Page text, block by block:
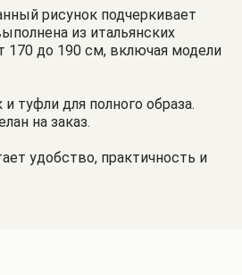
рисунок подчеркивает
из итальянских
170 до 190 см, включая модели
туфли для полного образа.
на заказ.
удобство, практичность и